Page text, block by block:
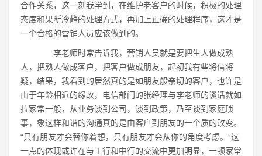
合作关系，这一刻我学到，在维护老客户的时候，积极的处理
态度和果断冷静的处理方式，再加上正确的处理程序，这才是
一个合格的营销人员应该做到的。
李老师时常告诉我，营销人员就是要把生人做成熟
人，把熟人做成客户，把客户做成朋友，起初我有些将信将
疑，结果，我看到的居然真的是如朋友般亲切的客户，也许是
由于年龄相近的缘故，电信部门的张经理与李老师的谈话就如
拉家常一般，从业务谈到公司，谈到政策，乃至谈到家庭琐
事，象这样和谐的沟通真的是由客户到朋友的一个质的改变。
“只有朋友才会替你着想，只有朋友才会从你的角度考虑。”这
一点的体现或许在与工行和中行的交流中更加明显，一顿家常